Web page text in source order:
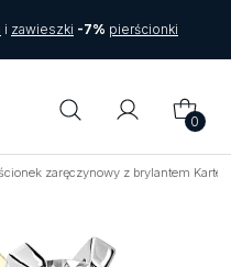
i zawieszki -7% pierścionki
0
zaręczynowy z brylantem